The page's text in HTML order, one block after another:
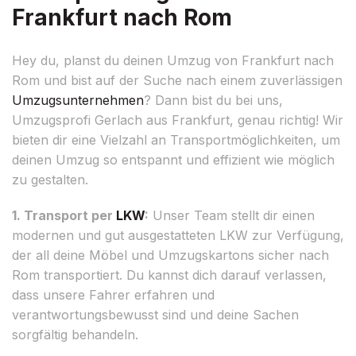
Frankfurt nach Rom
Hey du, planst du deinen Umzug von Frankfurt nach
Rom und bist auf der Suche nach einem zuverlässigen
Umzugsunternehmen? Dann bist du bei uns,
Umzugsprofi Gerlach aus Frankfurt, genau richtig! Wir
bieten dir eine Vielzahl an Transportmöglichkeiten, um
deinen Umzug so entspannt und effizient wie möglich
zu gestalten.
1. Transport per LKW: Unser Team stellt dir einen
modernen und gut ausgestatteten LKW zur Verfügung,
der all deine Möbel und Umzugskartons sicher nach
Rom transportiert. Du kannst dich darauf verlassen,
dass unsere Fahrer erfahren und
verantwortungsbewusst sind und deine Sachen
sorgfältig behandeln.